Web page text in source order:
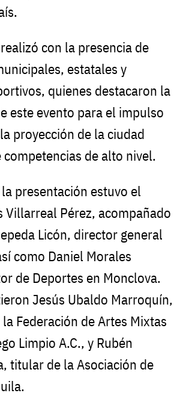
con la presencia de
estatales y
quienes destacaron la
este evento para el impulso
proyección de la ciudad
competencias de alto nivel.
presentación estuvo el
Villarreal Pérez, acompañado
Licón, director general
como Daniel Morales
de Deportes en Monclova.
Jesús Ubaldo Marroquín,
Federación de Artes Mixtas
Limpio A.C., y Rubén
titular de la Asociación de